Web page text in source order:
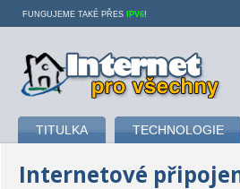
Internet pro všechny
TITULKA TECHNOLOGIE
FUNGUJEME TAKÉ PŘES IPV6!
Internetové